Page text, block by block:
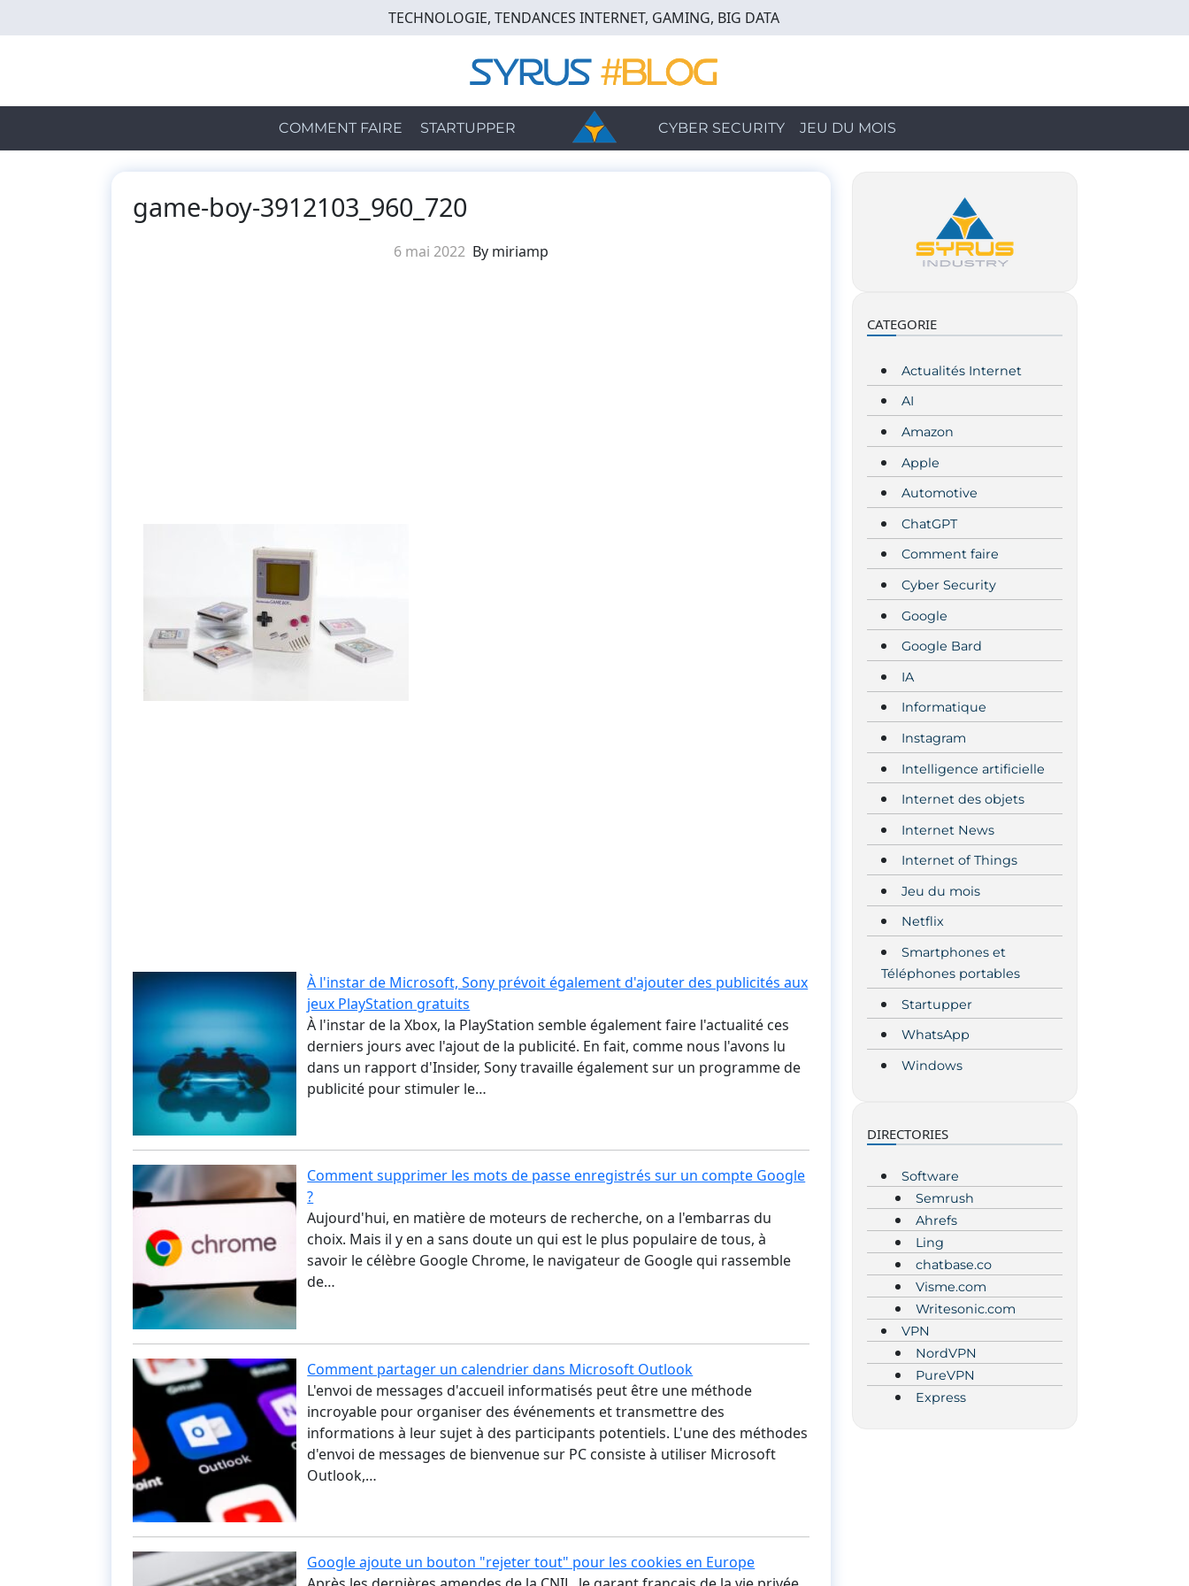
to
TECHNOLOGIE, TENDANCES INTERNET, GAMING, BIG DATA
COMMENT FAIRE STARTUPPER CYBER SECURITY JEU DU MOIS
game-boy-3912103_960_720
6 mai 2022 By miriamp
À l'instar de Microsoft, Sony prévoit également d'ajouter des publicités aux
jeux PlayStation gratuits
À l'instar de la Xbox, la PlayStation semble également faire l'actualité ces
derniers jours avec l'ajout de la publicité. En fait, comme nous l'avons lu
dans un rapport d'Insider, Sony travaille également sur un programme de
publicité pour stimuler le…
Comment supprimer les mots de passe enregistrés sur un compte Google
?
Aujourd'hui, en matière de moteurs de recherche, on a l'embarras du
choix. Mais il y en a sans doute un qui est le plus populaire de tous, à
savoir le célèbre Google Chrome, le navigateur de Google qui rassemble
de…
Comment partager un calendrier dans Microsoft Outlook
L'envoi de messages d'accueil informatisés peut être une méthode
incroyable pour organiser des événements et transmettre des
informations à leur sujet à des participants potentiels. L'une des méthodes
d'envoi de messages de bienvenue sur PC consiste à utiliser Microsoft
Outlook,…
Google ajoute un bouton "rejeter tout" pour les cookies en Europe
CATEGORIE
Actualités Internet
AI
Amazon
Apple
Automotive
ChatGPT
Comment faire
Cyber Security
Google
Google Bard
IA
Informatique
Instagram
Intelligence artificielle
Internet des objets
Internet News
Internet of Things
Jeu du mois
Netflix
Smartphones et
Téléphones portables
Startupper
WhatsApp
Windows
DIRECTORIES
Software
Semrush
Ahrefs
Ling
chatbase.co
Visme.com
Writesonic.com
VPN
NordVPN
PureVPN
Express